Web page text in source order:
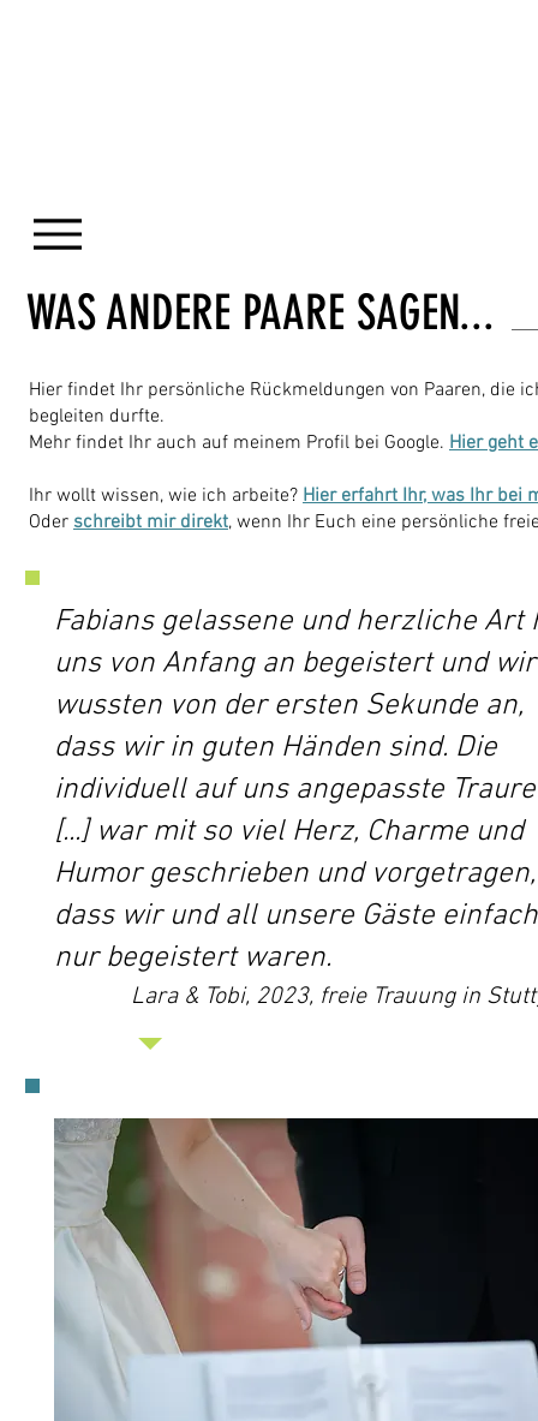
WAS ANDERE PAARE SAGEN...
Hier findet Ihr persönliche Rückmeldungen von Paaren, die
begleiten durfte.
Mehr findet Ihr auch auf meinem Profil bei Google. Hier geht
Ihr wollt wissen, wie ich arbeite? Hier erfahrt Ihr, was Ihr bei
Oder schreibt mir direkt, wenn Ihr Euch eine persönliche
Fabians gelassene und herzliche Art
uns von Anfang an begeistert und wir
wussten von der ersten Sekunde an,
dass wir in guten Händen sind. Die
individuell auf uns angepasste
[...] war mit so viel Herz, Charme und
Humor geschrieben und vorgetragen,
dass wir und all unsere Gäste einfach
nur begeistert waren.
Lara & Tobi, 2023, freie Trauung in